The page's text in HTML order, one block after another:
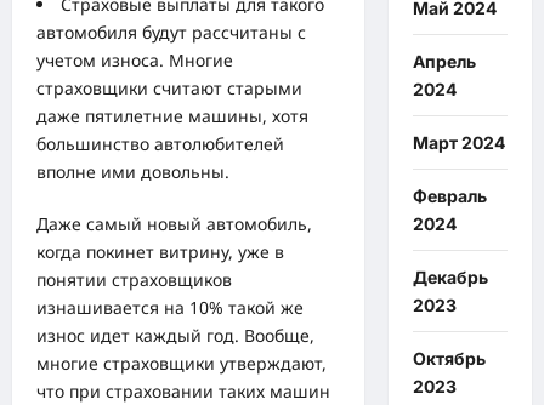
автомобиля будут рассчитаны с
учетом износа. Многие
страховщики считают старыми
даже пятилетние машины, хотя
большинство автолюбителей
вполне ими довольны.
Даже самый новый автомобиль,
когда покинет витрину, уже в
понятии страховщиков
изнашивается на 10% такой же
износ идет каждый год. Вообще,
многие страховщики утверждают,
что при страховании таких машин
Май 2024
Апрель
2024
Март 2024
Февраль
2024
Декабрь
2023
Октябрь
2023